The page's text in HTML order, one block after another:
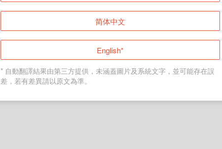
返回首頁
简体中文
English*
* 自動翻譯結果由第三方提供，未涵蓋圖片及系統文字，並可能存在誤
差，若有差異請以原文為準。